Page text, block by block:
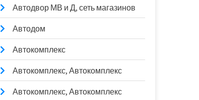
Автодвор МВ и Д, сеть магазинов
Автодом
Автокомплекс
Автокомплекс, Автокомплекс
Автокомплекс, Автокомплекс